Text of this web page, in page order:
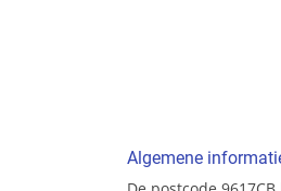
Algemene